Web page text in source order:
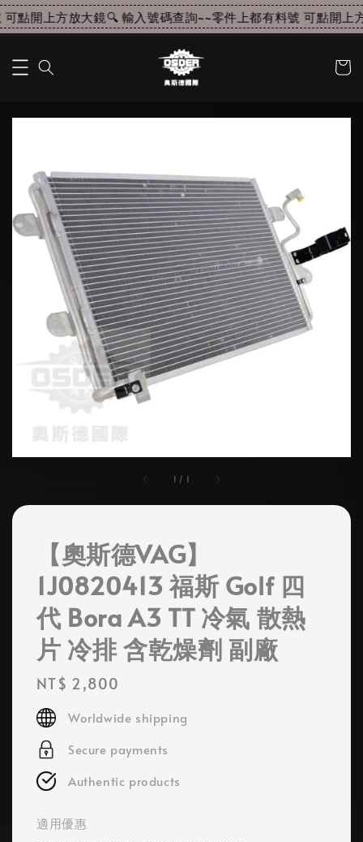
點開上方放大鏡🔍 輸入號碼查詢~~零件上都有料號 可點開上
1 / 1
【奧斯德VAG】
1J0820413 福斯 Golf 四
代 Bora A3 TT 冷氣 散熱
片 冷排 含乾燥劑 副廠
Regular
price
NT$ 2,800
Worldwide shipping
Secure payments
Authentic products
適用優惠